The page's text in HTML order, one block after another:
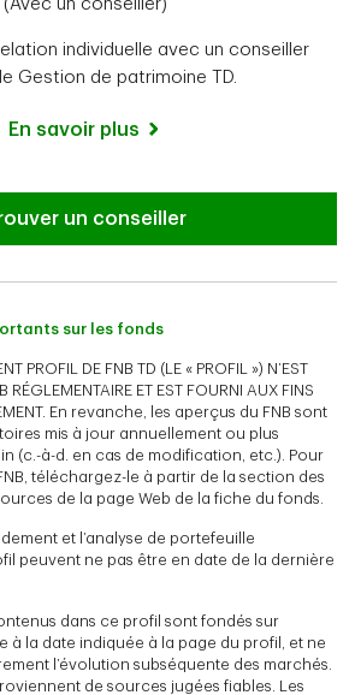
(Avec un conseiller)
individuelle avec un conseiller
Gestion de patrimoine TD.
En savoir plus
un conseiller
sur les fonds
PROFIL DE FNB TD (LE « PROFIL ») N’EST
RÉGLEMENTAIRE ET EST FOURNI AUX FINS
En revanche, les aperçus du FNB sont
mis à jour annuellement ou plus
(c.-à-d. en cas de modification, etc.). Pour
téléchargez-le à partir de la section des
de la page Web de la fiche du fonds.
et l’analyse de portefeuille
peuvent ne pas être en date de la dernière
dans ce profil sont fondés sur
à la date indiquée à la page du profil, et ne
l’évolution subséquente des marchés.
de sources jugées fiables. Les